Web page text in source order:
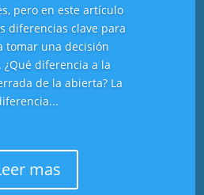
pero en este artículo
diferencias clave para
tomar una decisión
diferencia a la
de la abierta? La
mas